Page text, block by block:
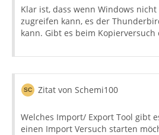
Klar ist, dass wenn Windows
zugreifen kann, es der
kann. Gibt es beim
Zitat von Schemi100
Welches Import/ Export Tool gibt
einen Import Versuch starten